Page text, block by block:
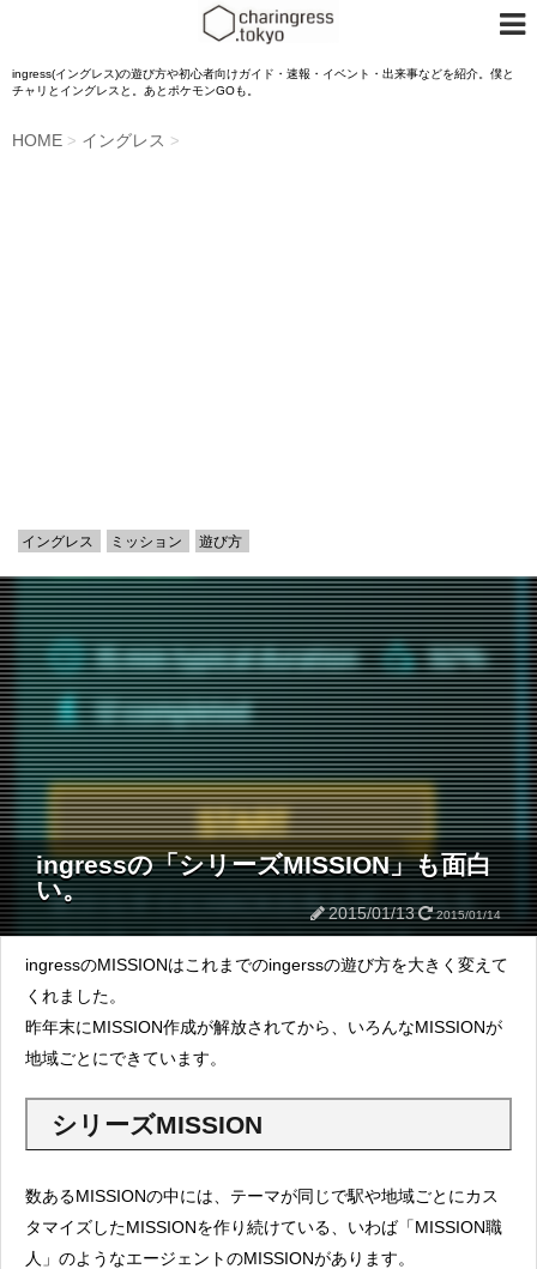
ingress(イングレス)の遊び方や初心者向けガイド・速報・イベント・出来事などを紹介。僕と
チャリとイングレスと。あとポケモンGOも。
HOME > イングレス >
イングレス ミッション 遊び方
ingressの「シリーズMISSION」も面白
い。
2015/01/13 2015/01/14
ingressのMISSIONはこれまでのingerssの遊び方を大きく変えて
くれました。
昨年末にMISSION作成が解放されてから、いろんなMISSIONが
地域ごとにできています。
シリーズMISSION
数あるMISSIONの中には、テーマが同じで駅や地域ごとにカス
タマイズしたMISSIONを作り続けている、いわば「MISSION職
人」のようなエージェントのMISSIONがあります。